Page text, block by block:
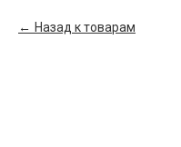
Назад к товарам